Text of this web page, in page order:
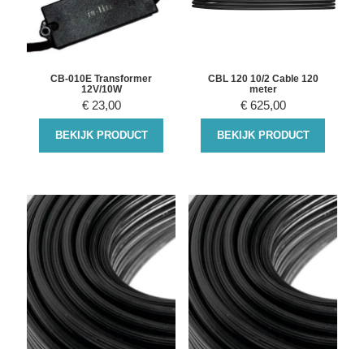
CB-010E Transformer
12V/10W
€ 23,00
BEKIJK PRODUCT
CBL 120 10/2 Cable 120
meter
€ 625,00
BEKIJK PRODUCT